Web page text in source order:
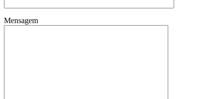
Mensagem